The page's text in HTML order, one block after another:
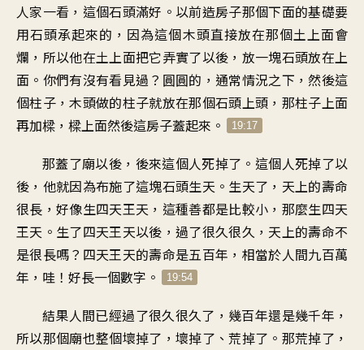
人家一看，這個石頭滿好。以前造房子那個下面的基礎要
用石頭承起來的，因為這個木頭直接放在那個土上面會
爛，所以他在土上面把它弄實了以後，放一塊石頭放在上
面。你們有沒有看見過？圓圓的，通常情況之下，然後這
個柱子，木頭做的柱子就放在那個石頭上頭，那柱子上面
再加樑，樑上面然後這房子蓋起來。
19:17
那蓋了廟以後，後來這個人死掉了。這個人死掉了以
後，他就因為布施了這塊石頭生天。生天了，天上的壽命
很長，好像生四天王天，這種善都是比較小，那麼生四天
王天。生了四天王天以後，過了很久很久，天上的壽命不
是很長嗎？四天王天的壽命是五百年，相當於人間九百萬
年，哇！好長一個數字。
19:54
結果人間已經過了很久很久了，幾百年還是幾千年，
所以那個廟也整個壞掉了，壞掉了、荒掉了。那荒掉了，